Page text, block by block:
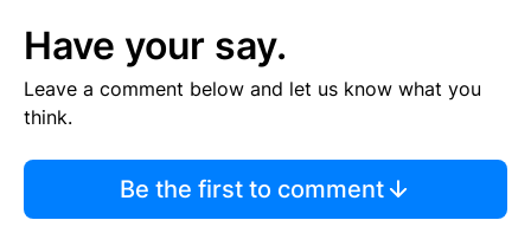
Have your say.
Leave a comment below and let us know what you
think.
Be the first to comment